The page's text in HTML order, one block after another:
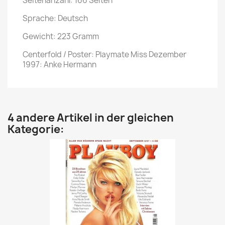
Sprache: Deutsch
Gewicht: 223 Gramm
Centerfold / Poster: Playmate Miss Dezember
1997: Anke Hermann
4 andere Artikel in der gleichen
Kategorie: